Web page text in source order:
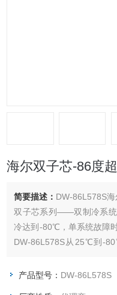
海尔双子芯-86度
简要描述： DW-86L578S
双子芯系列——双制冷系统
冷达到-80℃，单系统故障
DW-86L578S从25℃到-
至-75℃。
产品型号： DW-86L578S